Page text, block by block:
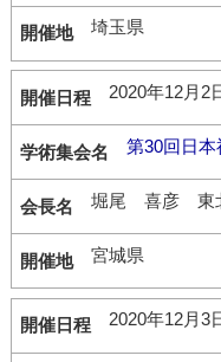
埼玉県
2020年12月2
第30回日
堀尾 喜彦 東
宮城県
2020年12月3